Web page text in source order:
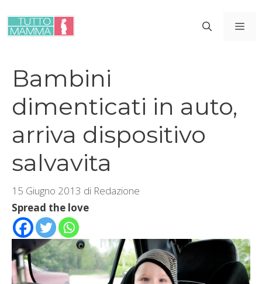
contenuto
Bambini
dimenticati in auto,
arriva dispositivo
salvavita
15 Giugno 2013 di Redazione
Spread the love